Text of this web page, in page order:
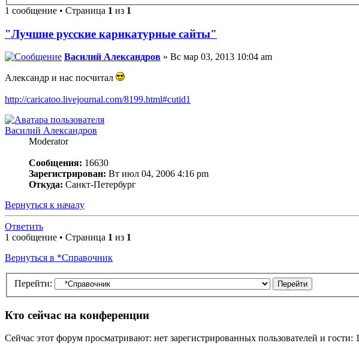
1 сообщение • Страница 1 из 1
"Лучшие русские карикатурные сайты"
Василий Александров » Вс мар 03, 2013 10:04 am
Александр и нас посчитал
http://caricatoo.livejournal.com/8199.html#cutid1
Василий Александров
Moderator
Сообщения: 16630
Зарегистрирован: Вт июл 04, 2006 4:16 pm
Откуда: Санкт-Петербург
Вернуться к началу
Ответить
1 сообщение • Страница 1 из 1
Вернуться в *Справочник
Перейти:
Кто сейчас на конференции
Сейчас этот форум просматривают: нет зарегистрированных пользователей и гости: 1